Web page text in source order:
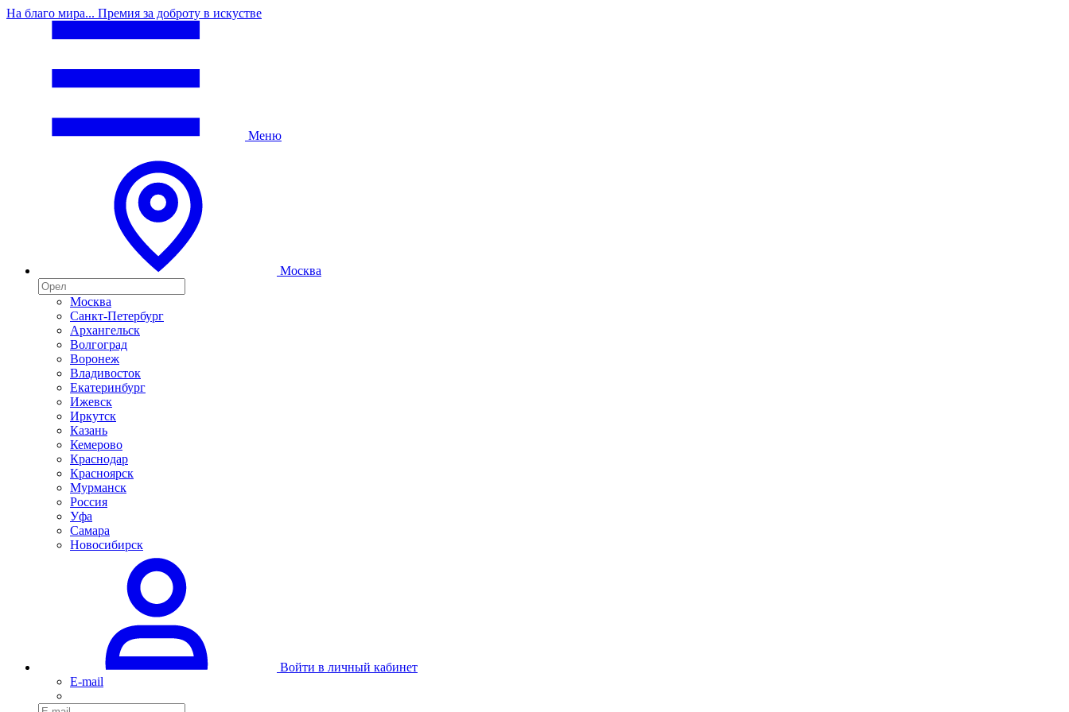
На благо мира... Премия за доброту в искустве
Меню
Москва
Москва
Санкт-Петербург
Архангельск
Волгоград
Воронеж
Владивосток
Екатеринбург
Ижевск
Иркутск
Казань
Кемерово
Краснодар
Красноярск
Мурманск
Россия
Уфа
Самара
Новосибирск
Войти в личный кабинет
E-mail